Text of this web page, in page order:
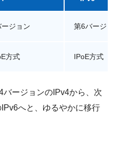
ジョン 第6バージョ
方式 IPoE方式
ージョンのIPv4から、次
へと、ゆるやかに移行